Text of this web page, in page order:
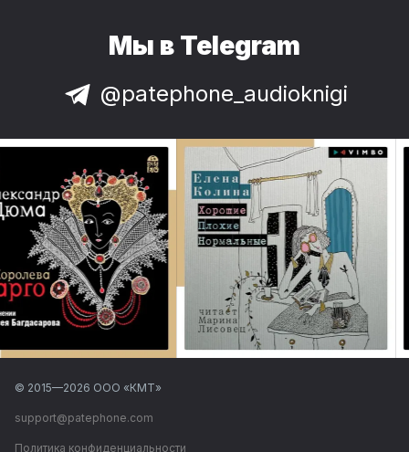
Мы в Telegram
@patephone_audioknigi
© 2015—2026 ООО «КМТ»
support@patephone.com
Политика конфиденциальности